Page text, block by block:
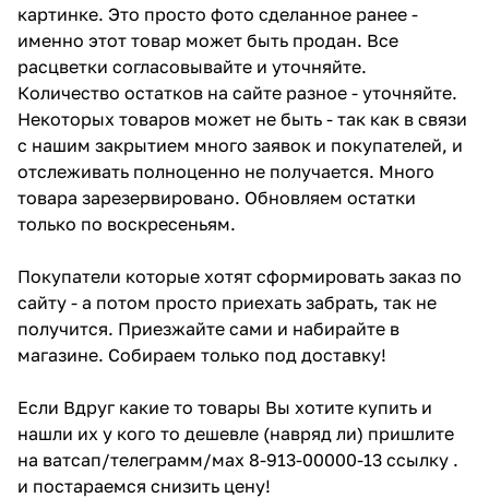
картинке. Это просто фото сделанное ранее -
именно этот товар может быть продан. Все
расцветки согласовывайте и уточняйте.
Количество остатков на сайте разное - уточняйте.
Некоторых товаров может не быть - так как в связи
с нашим закрытием много заявок и покупателей, и
отслеживать полноценно не получается. Много
товара зарезервировано. Обновляем остатки
только по воскресеньям.
Покупатели которые хотят сформировать заказ по
сайту - а потом просто приехать забрать, так не
получится. Приезжайте сами и набирайте в
магазине. Собираем только под доставку!
Если Вдруг какие то товары Вы хотите купить и
нашли их у кого то дешевле (навряд ли) пришлите
на ватсап/телеграмм/мах 8-913-00000-13 ссылку .
и постараемся снизить цену!